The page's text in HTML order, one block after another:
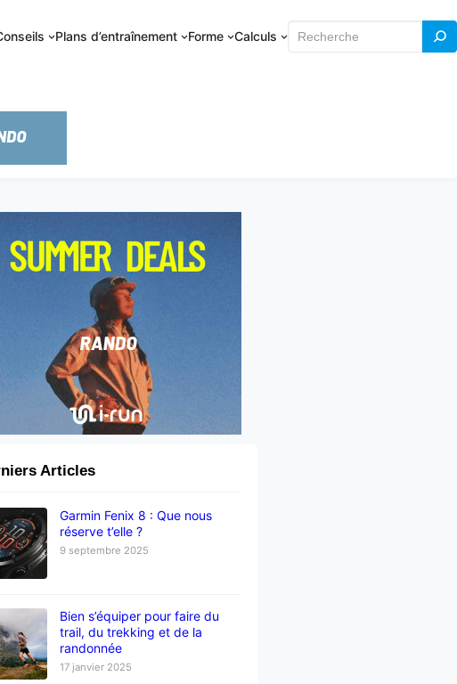
Plans d’entraînement Forme Calculs Rechercher
Articles
Garmin Fenix 8 : Que nous
réserve t’elle ?
9 septembre 2025
Bien s’équiper pour faire du
trail, du trekking et de la
randonnée
17 janvier 2025